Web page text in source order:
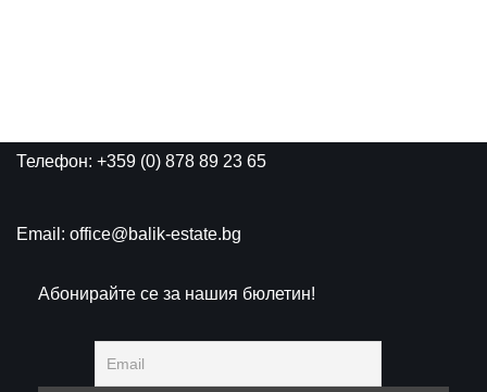
Телефон: +359 (0) 878 89 23 65
Email: office@balik-estate.bg
Абонирайте се за нашия бюлетин!